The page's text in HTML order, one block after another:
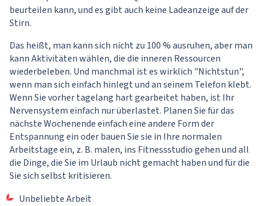
beurteilen kann, und es gibt auch keine Ladeanzeige auf der
Stirn.
Das heißt, man kann sich nicht zu 100 % ausruhen, aber man
kann Aktivitäten wählen, die die inneren Ressourcen
wiederbeleben. Und manchmal ist es wirklich "Nichtstun",
wenn man sich einfach hinlegt und an seinem Telefon klebt.
Wenn Sie vorher tagelang hart gearbeitet haben, ist Ihr
Nervensystem einfach nur überlastet. Planen Sie für das
nächste Wochenende einfach eine andere Form der
Entspannung ein oder bauen Sie sie in Ihre normalen
Arbeitstage ein, z. B. malen, ins Fitnessstudio gehen und all
die Dinge, die Sie im Urlaub nicht gemacht haben und für die
Sie sich selbst kritisieren.
Unbeliebte Arbeit